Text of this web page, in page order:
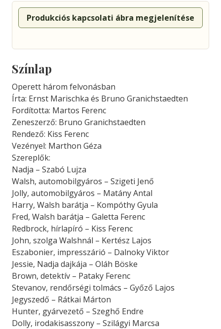
Produkciós kapcsolati ábra megjelenítése
Színlap
Operett három felvonásban
Írta: Ernst Marischka és Bruno Granichstaedten
Fordította: Martos Ferenc
Zeneszerző: Bruno Granichstaedten
Rendező: Kiss Ferenc
Vezényel: Marthon Géza
Szereplők:
Nadja – Szabó Lujza
Walsh, automobilgyáros – Szigeti Jenő
Jolly, automobilgyáros – Matány Antal
Harry, Walsh barátja – Kompóthy Gyula
Fred, Walsh barátja – Galetta Ferenc
Redbrock, hírlapíró – Kiss Ferenc
John, szolga Walshnál – Kertész Lajos
Eszabonier, impresszárió – Dalnoky Viktor
Jessie, Nadja dajkája – Oláh Böske
Brown, detektív – Pataky Ferenc
Stevanov, rendőrségi tolmács – Győző Lajos
Jegyszedő – Rátkai Márton
Hunter, gyárvezető – Szeghő Endre
Dolly, irodakisasszony – Szilágyi Marcsa